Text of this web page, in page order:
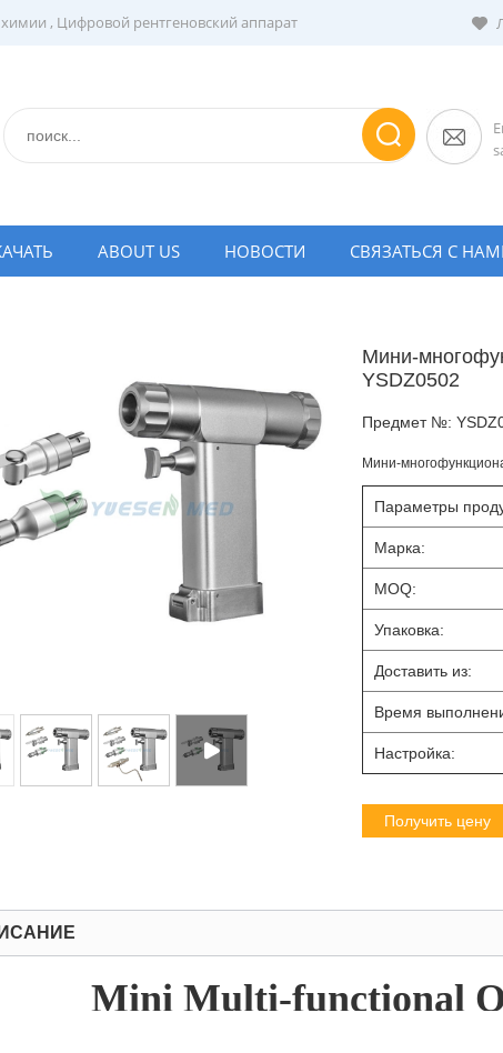
химии , Цифровой рентгеновский аппарат
ABOUT US НОВОСТИ СВЯЗАТЬСЯ С
Мини-
YSDZ0502
Предмет №:
Мини-
Параметры
Марка:
MOQ:
Упаковка:
Доставить из:
Время
Настройка:
Получить цену
Mini Multi-functional